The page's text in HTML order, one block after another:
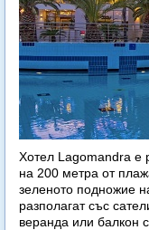
Хотел Lagomandra е
на 200 метра от
зеленото подножие
разполагат със
веранда или балкон